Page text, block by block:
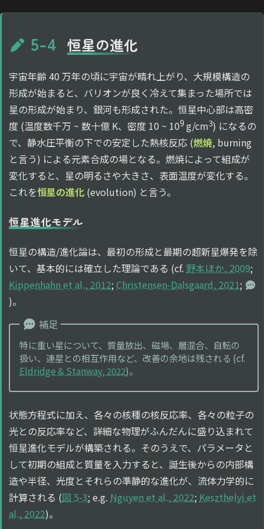
5-4 恒星の進化
宇宙年齢 40 万年の頃に宇宙が晴れ上がり、大規模構造の
形成が始まると、バリオンが良く冷えて集まった場所では
星の形成が始まり、銀河も形成された。恒星中心部は高密
度 (温度数千万 ~ 数十億 K、密度 10 ~ 109 g/cm3) になるの
で、静水圧平衡の下での安定した熱核反応 (燃焼, burning
と言う) による元素合成の場となる。燃焼によって組成が
変化すると、星の明るさや大きさ、表面温度が変化する。
これを恒星の進化 (evolution) と言う。
恒星進化モデル
恒星の構造/進化論は、最初の形成と最期の超新星爆発を除
いて、基本的には確立した理論である (cf.野本ほか, 2009;
Kippenhahn et al., 2012;Christensen-Dalsgaard, 2021;
)。
補足
特に重い星について、質量放出、磁場、層混合、自転の
扱い、連星との相互作用など、改善の余地は残される (cf.
Eldridge & Stanway, 2022)。
状態方程式に加え、各々の核種の核反応率、各々の粒子の
光との反応率など、詳細な物理がふんだんに盛り込まれて
恒星進化モデルが構築される。そのうえで、パラメータと
して初期の組成と質量を入力すると、誕生後からの内部構
造や半径、光度とそれらの準静的な進化が、流体力学的に
計算される (図 5-3; e.g. Nguyen et al., 2022; Keszthelyi et
al., 2022)。